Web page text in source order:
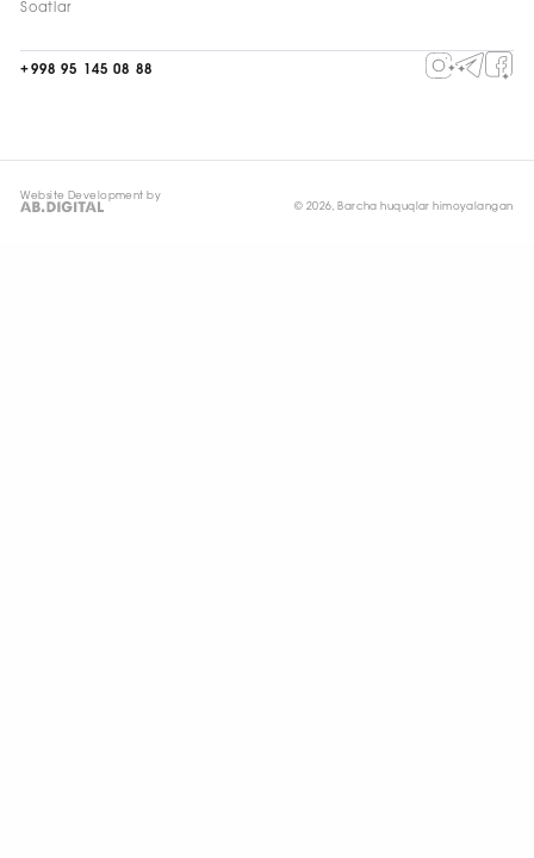
Soatlar
+998 95 145 08 88
Website Development by
© 2026, Barcha huquqlar himoyalangan